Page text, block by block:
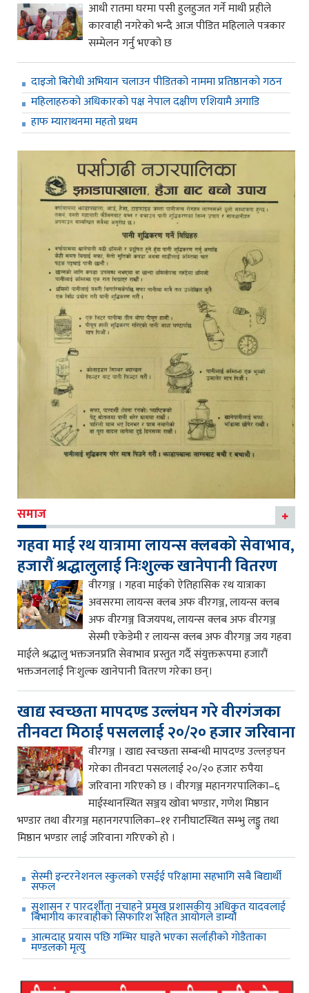
आधी रातमा घरमा पसी हुलहुजत गर्ने माथी प्रहीले
कारवाही नगरेको भन्दै आज पीडित महिलाले पत्रकार
सम्मेलन गर्नु भएको छ
दाइजो बिरोधी अभियान चलाउन पीडितको नाममा प्रतिष्ठानको गठन
महिलाहरुको अधिकारको पक्ष नेपाल दक्षीण एशियामै अगाडि
हाफ म्याराथनमा महतो प्रथम
समाज
गहवा माई रथ यात्रामा लायन्स क्लबको सेवाभाव,
हजारौं श्रद्धालुलाई निःशुल्क खानेपानी वितरण
वीरगञ्ज । गहवा माईको ऐतिहासिक रथ यात्राका
अवसरमा लायन्स क्लब अफ वीरगञ्ज, लायन्स क्लब
अफ वीरगञ्ज विजयपथ, लायन्स क्लब अफ वीरगञ्ज
सेस्मी एकेडेमी र लायन्स क्लब अफ वीरगञ्ज जय गहवा
माईले श्रद्धालु भक्तजनप्रति सेवाभाव प्रस्तुत गर्दै संयुक्तरूपमा हजारौं
भक्तजनलाई निःशुल्क खानेपानी वितरण गरेका छन्।
खाद्य स्वच्छता मापदण्ड उल्लंघन गरे वीरगंजका
तीनवटा मिठाई पसललाई २०/२० हजार जरिवाना
वीरगञ्ज । खाद्य स्वच्छता सम्बन्धी मापदण्ड उल्लङ्घन
गरेका तीनवटा पसललाई २०/२० हजार रुपैया
जरिवाना गरिएको छ । वीरगञ्ज महानगरपालिका–६
माईस्थानस्थित सञ्जय खोवा भण्डार, गणेश मिष्ठान
भण्डार तथा वीरगञ्ज महानगरपालिका–११ रानीघाटस्थित सम्भु लड्डु तथा
मिष्ठान भण्डार लाई जरिवाना गरिएको हो ।
सेस्मी इन्टरनेशनल स्कुलको एसईई परिक्षामा सहभागि सबै बिद्यार्थी
सफल
सुशासन र पारदर्शीता नचाहने प्रमुख प्रशासकीय अधिकृत यादवलाई
बिभागीय कारवाहीको सिफारिश सहित आयोगले डाम्यो
आत्मदाह प्रयास पछि गम्भिर घाइते भएका सर्लाहीको गोडैताका
मण्डलको मृत्यु